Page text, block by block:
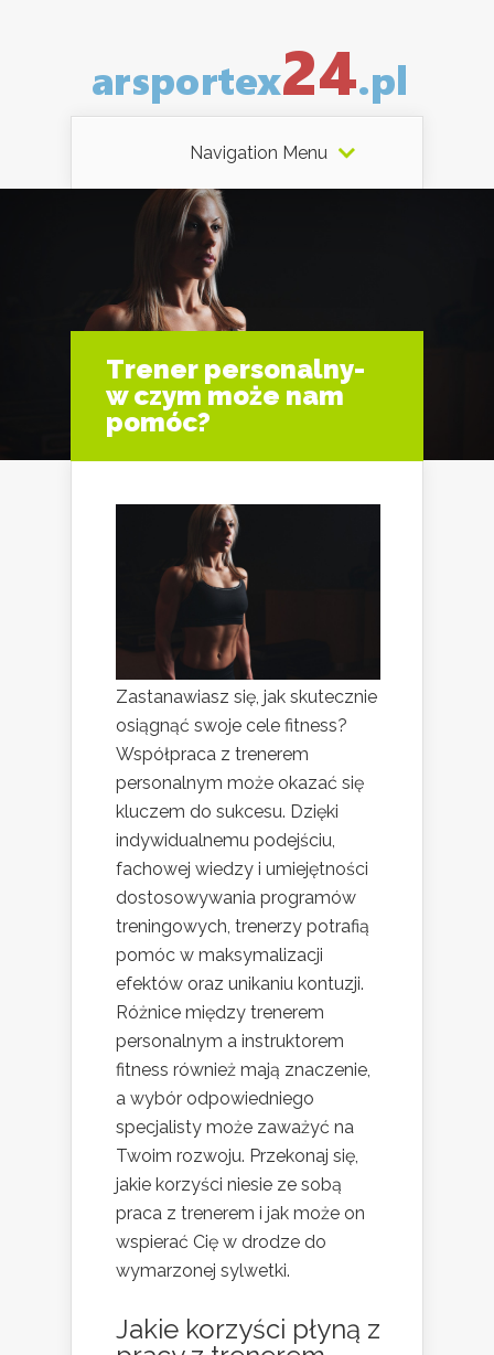
Navigation Menu
Trener personalny-
w czym może nam
pomóc?
Zastanawiasz się, jak skutecznie
osiągnąć swoje cele fitness?
Współpraca z trenerem
personalnym może okazać się
kluczem do sukcesu. Dzięki
indywidualnemu podejściu,
fachowej wiedzy i umiejętności
dostosowywania programów
treningowych, trenerzy potrafią
pomóc w maksymalizacji
efektów oraz unikaniu kontuzji.
Różnice między trenerem
personalnym a instruktorem
fitness również mają znaczenie,
a wybór odpowiedniego
specjalisty może zaważyć na
Twoim rozwoju. Przekonaj się,
jakie korzyści niesie ze sobą
praca z trenerem i jak może on
wspierać Cię w drodze do
wymarzonej sylwetki.
Jakie korzyści płyną z